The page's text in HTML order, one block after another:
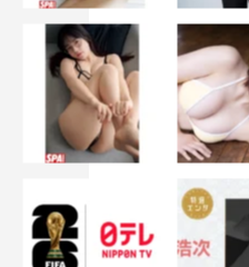
プロデュース：和佐野健
智之
演出：兼﨑涼介 林徹 二
制作協力：ファインエンタ
制作著作：フジテレビジョ
https://
公式X（旧Twitter）：＠
公式Instagram：＠